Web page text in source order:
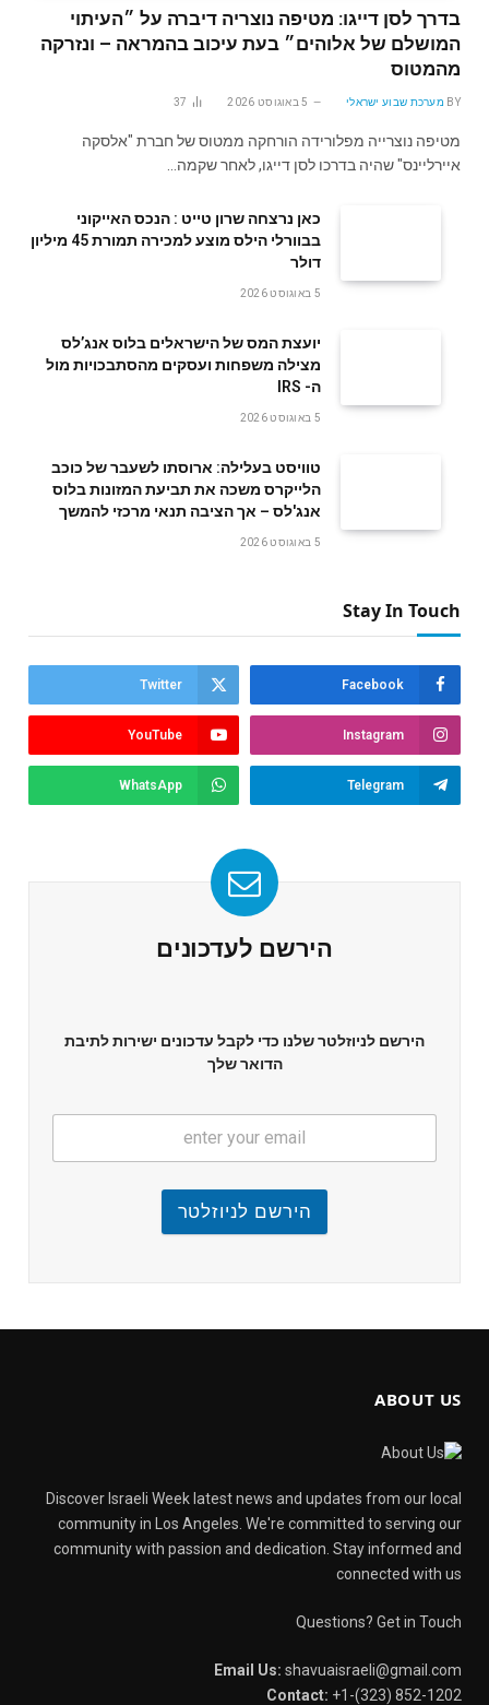
בדרך לסן דייגו: מטיפה נוצריה דיברה על ״העיתוי
המושלם של אלוהים״ בעת עיכוב בהמראה – ונזרקה
מהמטוס
BY מערכת שבוע ישראלי 5 באוגוסט 2026 37
מטיפה נוצרייה מפלורידה הורחקה ממטוס של חברת "אלסקה
איירליינס" שהיה בדרכו לסן דייגו, לאחר שקמה…
‬דולר
5 באוגוסט 2026
‬ה- IRS
5 באוגוסט 2026
טוויסט בעלילה: ארוסתו לשעבר של כוכב
הלייקרס משכה את תביעת המזונות בלוס
אנג'לס – אך הציבה תנאי מרכזי להמשך
5 באוגוסט 2026
Stay In Touch
Facebook
Twitter
Instagram
YouTube
Telegram
WhatsApp
הירשם לעדכונים
הירשם לניוזלטר שלנו כדי לקבל עדכונים ישירות לתיבת
הדואר שלך
הירשם לניוזלטר
ABOUT US
Discover Israeli Week latest news and updates from our local
community in Los Angeles. We're committed to serving our
community with passion and dedication. Stay informed and
connected with us
Questions? Get in Touch
Email Us: shavuaisraeli@gmail.com
Contact: +1-(323) 852-1202